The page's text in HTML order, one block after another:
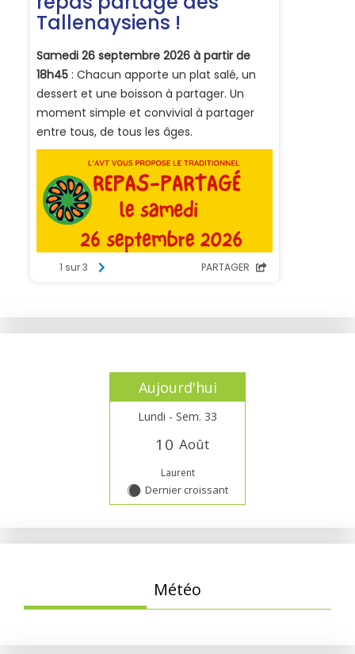
Aujourd'hui
Lundi - Sem. 33
1 0 Août
Laurent
Y Dernier croissant
Météo